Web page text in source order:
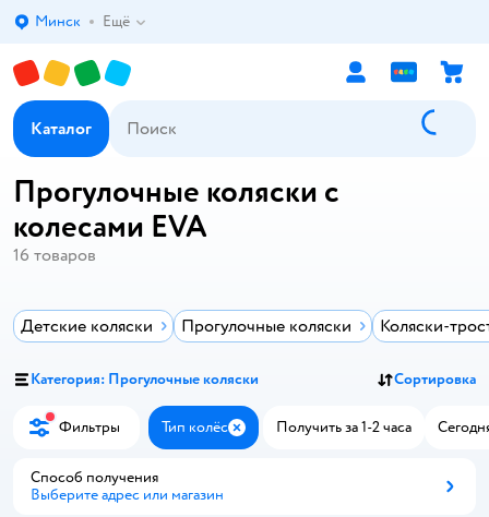
Выбор адреса доставки.
Минск Ещё
Каталог
Прогулочные коляски с
колесами EVA
16 товаров
Детские коляски Прогулочные коляски Коляски-
Категория: Прогулочные коляски Сортировка
Фильтры Тип колёс ЗакрытьПолучить за 1-2 часа
Способ получения
Выберите адрес или магазин